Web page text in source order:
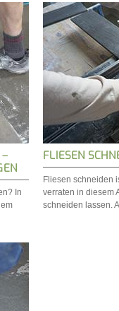
In
FLIESEN
Fliesen schneiden
verraten in diesem
schneiden lassen.